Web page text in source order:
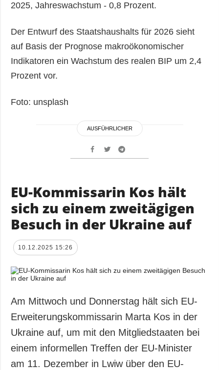
2025, Jahreswachstum - 0,8 Prozent.
Der Entwurf des Staatshaushalts für 2026 sieht
auf Basis der Prognose makroökonomischer
Indikatoren ein Wachstum des realen BIP um 2,4
Prozent vor.
Foto: unsplash
AUSFÜHRLICHER
EU-Kommissarin Kos hält
sich zu einem zweitägigen
Besuch in der Ukraine auf
10.12.2025 15:26
Am Mittwoch und Donnerstag hält sich EU-
Erweiterungskommissarin Marta Kos in der
Ukraine auf, um mit den Mitgliedstaaten bei
einem informellen Treffen der EU-Minister
am 11. Dezember in Lwiw über den EU-